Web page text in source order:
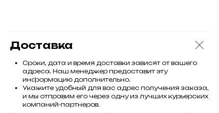
Доставка
Сроки, дата и время доставки зависят от вашего
адреса. Наш менеджер предоставит эту
информацию дополнительно.
Укажите удобный для вас адрес получения заказа,
и мы отправим его через одну из лучших курьерских
компаний-партнеров.